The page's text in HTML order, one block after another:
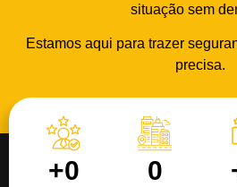
situação sem
Estamos aqui para trazer
precisa.
+0 0